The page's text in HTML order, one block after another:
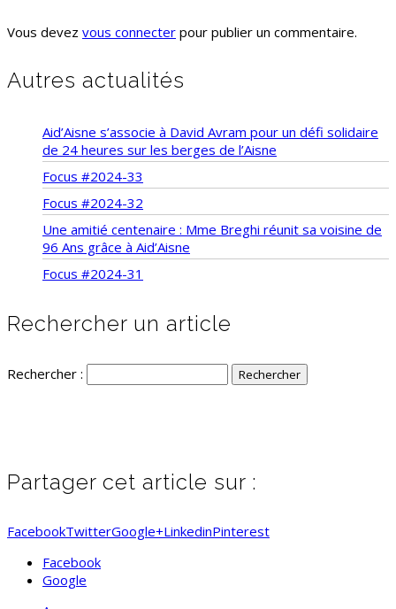
Vous devez vous connecter pour publier un commentaire.
Autres actualités
Aid’Aisne s’associe à David Avram pour un défi solidaire
de 24 heures sur les berges de l’Aisne
Focus #2024-33
Focus #2024-32
Une amitié centenaire : Mme Breghi réunit sa voisine de
96 Ans grâce à Aid’Aisne
Focus #2024-31
Rechercher un article
Rechercher :
Partager cet article sur :
FacebookTwitterGoogle+LinkedinPinterest
Facebook
Google